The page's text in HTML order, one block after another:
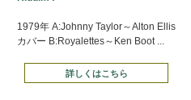
1979年 A:Johnny Taylor～Alton Ellis
カバー B:Royalettes～Ken Boot ...
詳しくはこちら